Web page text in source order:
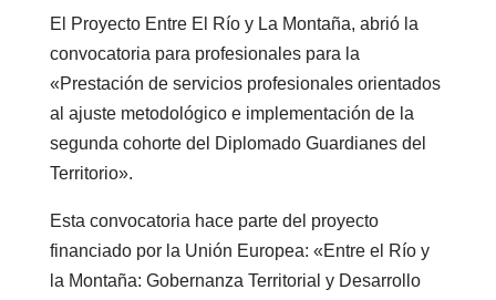
El Proyecto Entre El Río y La Montaña, abrió la
convocatoria para profesionales para la
«Prestación de servicios profesionales orientados
al ajuste metodológico e implementación de la
segunda cohorte del Diplomado Guardianes del
Territorio».
Esta convocatoria hace parte del proyecto
financiado por la Unión Europea: «Entre el Río y
la Montaña: Gobernanza Territorial y Desarrollo